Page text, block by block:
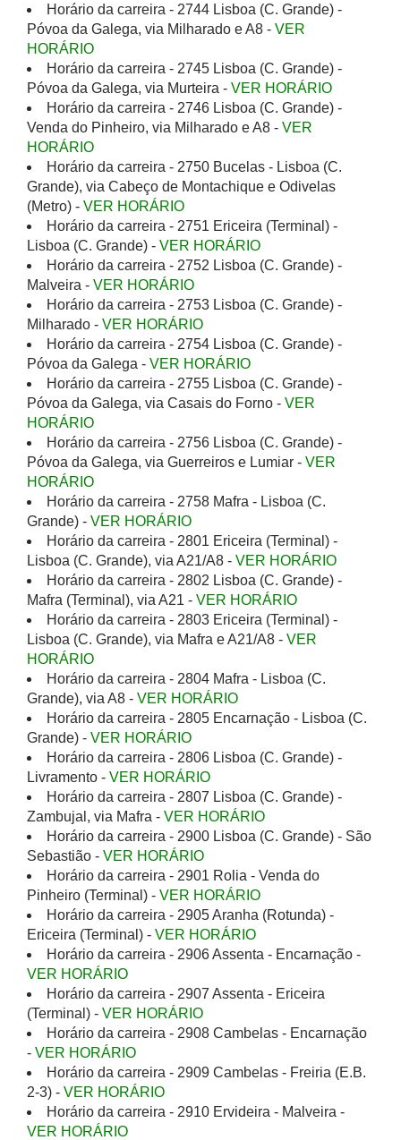
Horário da carreira - 2744 Lisboa (C. Grande) -
Póvoa da Galega, via Milharado e A8 - VER
HORÁRIO
Horário da carreira - 2745 Lisboa (C. Grande) -
Póvoa da Galega, via Murteira - VER HORÁRIO
Horário da carreira - 2746 Lisboa (C. Grande) -
Venda do Pinheiro, via Milharado e A8 - VER
HORÁRIO
Horário da carreira - 2750 Bucelas - Lisboa (C.
Grande), via Cabeço de Montachique e Odivelas
(Metro) - VER HORÁRIO
Horário da carreira - 2751 Ericeira (Terminal) -
Lisboa (C. Grande) - VER HORÁRIO
Horário da carreira - 2752 Lisboa (C. Grande) -
Malveira - VER HORÁRIO
Horário da carreira - 2753 Lisboa (C. Grande) -
Milharado - VER HORÁRIO
Horário da carreira - 2754 Lisboa (C. Grande) -
Póvoa da Galega - VER HORÁRIO
Horário da carreira - 2755 Lisboa (C. Grande) -
Póvoa da Galega, via Casais do Forno - VER
HORÁRIO
Horário da carreira - 2756 Lisboa (C. Grande) -
Póvoa da Galega, via Guerreiros e Lumiar - VER
HORÁRIO
Horário da carreira - 2758 Mafra - Lisboa (C.
Grande) - VER HORÁRIO
Horário da carreira - 2801 Ericeira (Terminal) -
Lisboa (C. Grande), via A21/A8 - VER HORÁRIO
Horário da carreira - 2802 Lisboa (C. Grande) -
Mafra (Terminal), via A21 - VER HORÁRIO
Horário da carreira - 2803 Ericeira (Terminal) -
Lisboa (C. Grande), via Mafra e A21/A8 - VER
HORÁRIO
Horário da carreira - 2804 Mafra - Lisboa (C.
Grande), via A8 - VER HORÁRIO
Horário da carreira - 2805 Encarnação - Lisboa (C.
Grande) - VER HORÁRIO
Horário da carreira - 2806 Lisboa (C. Grande) -
Livramento - VER HORÁRIO
Horário da carreira - 2807 Lisboa (C. Grande) -
Zambujal, via Mafra - VER HORÁRIO
Horário da carreira - 2900 Lisboa (C. Grande) - São
Sebastião - VER HORÁRIO
Horário da carreira - 2901 Rolia - Venda do
Pinheiro (Terminal) - VER HORÁRIO
Horário da carreira - 2905 Aranha (Rotunda) -
Ericeira (Terminal) - VER HORÁRIO
Horário da carreira - 2906 Assenta - Encarnação -
VER HORÁRIO
Horário da carreira - 2907 Assenta - Ericeira
(Terminal) - VER HORÁRIO
Horário da carreira - 2908 Cambelas - Encarnação
- VER HORÁRIO
Horário da carreira - 2909 Cambelas - Freiria (E.B.
2-3) - VER HORÁRIO
Horário da carreira - 2910 Ervideira - Malveira -
VER HORÁRIO